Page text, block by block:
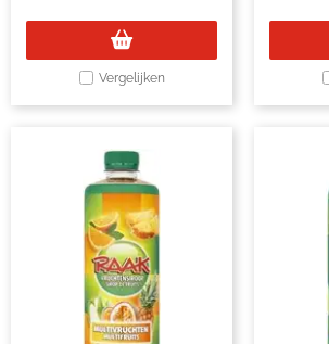
Vergelijken